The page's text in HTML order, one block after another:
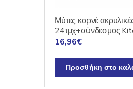
Μύτες κορνέ
24τμχ+σύνδεσμος
16,96€
Προσθήκη στο